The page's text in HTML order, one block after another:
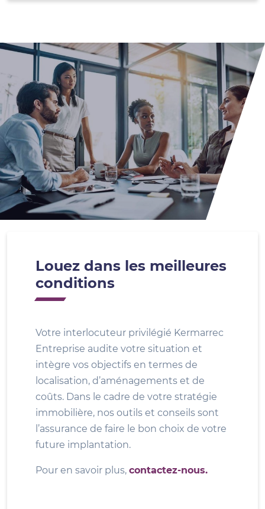
Louez dans les meilleures
conditions
Votre interlocuteur privilégié Kermarrec
Entreprise audite votre situation et
intègre vos objectifs en termes de
localisation, d’aménagements et de
coûts. Dans le cadre de votre stratégie
immobilière, nos outils et conseils sont
l’assurance de faire le bon choix de votre
future implantation.
Pour en savoir plus, contactez-nous.